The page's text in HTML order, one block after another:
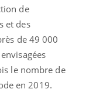
de
et des
de 49 000
le nombre de
en 2019.